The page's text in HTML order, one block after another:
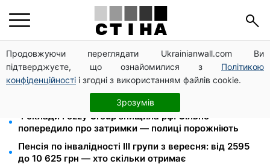
Продовжуючи переглядати Ukrainianwall.com Ви
підтверджуєте, що ознайомилися з Політикою
конфіденційності і згодні з використанням файлів cookie.
Зрозумів
Податкові номери чоловіків 18–60 років передадуть
ТЦК: Кабмін ухвалив нові правила пошуку
Тариф 2,64 грн за кіловат з 1 жовтня: власники
електроопалення платитимуть на 39% менше
4 склади Fozzy Group знищила рф: Сільпо
попередило про затримки — полиці порожніють
Пенсія по інвалідності III групи з вересня: від 2595
до 10 625 грн — хто скільки отримає